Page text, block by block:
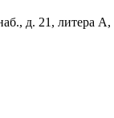
д. 21, литера А,